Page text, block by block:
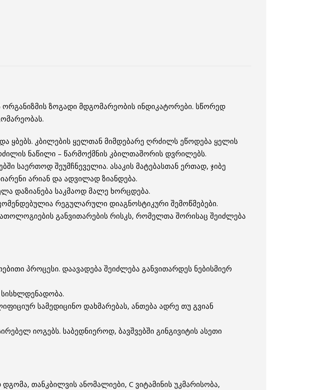
ზოგადი მდგომარეობის ინდიკატორები. სწორედ
კბილების ყელთან მიმდებარე ღრძილს ეწოდება ყელის
ნაწილი – წარმოქმნის კბილთაშორის დვრილებს.
საერთოდ შეუმჩნეველია. ასაკის მატებასთან ერთად, ჯიბე
არიან და ადვილად ზიანდება.
დაზიანება საკმაოდ მალე ხორცდება.
რეგულარული დიაგნოსტიკური შემოწმებები.
განვითარების რისკს, რომელთა შორისაც შეიძლება
პროცესი. დაავადება შეიძლება განვითარდეს ნებისმიერ
სისხლდენადობა.
სამედიცინო დახმარებას, ანთება ადრე თუ გვიან
იოგებს. საბედნიეროდ, ბავშვებში გინგივიტის ასეთი
თანკბილვის ანომალიები, C ვიტამინის უკმარისობა,